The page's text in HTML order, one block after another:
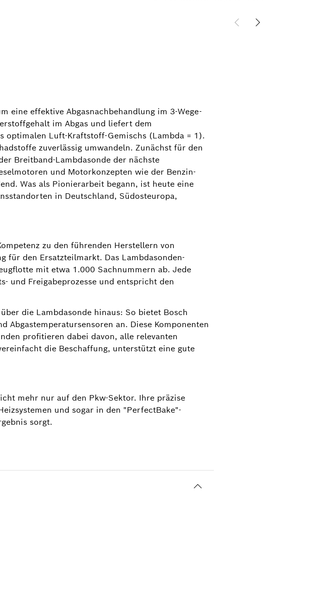
einer der führenden Hersteller
eine effektive Abgasnachbehandlung im 3-Wege-
im Abgas und liefert dem
optimalen Luft-Kraftstoff-Gemischs (Lambda = 1).
zuverlässig umwandeln. Zunächst für den
Breitband-Lambdasonde der nächste
und Motorkonzepten wie der Benzin-
Was als Pionierarbeit begann, ist heute eine
in Deutschland, Südosteuropa,
zu den führenden Herstellern von
für den Ersatzteilmarkt. Das Lambdasonden-
mit etwa 1.000 Sachnummern ab. Jede
und Freigabeprozesse und entspricht den
die Lambdasonde hinaus: So bietet Bosch
Abgastemperatursensoren an. Diese Komponenten
profitieren dabei davon, alle relevanten
die Beschaffung, unterstützt eine gute
mehr nur auf den Pkw-Sektor. Ihre präzise
und sogar in den "PerfectBake"-
sorgt.